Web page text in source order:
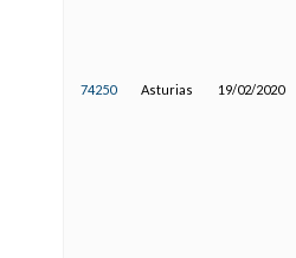
74250 Asturias 19/02/2020